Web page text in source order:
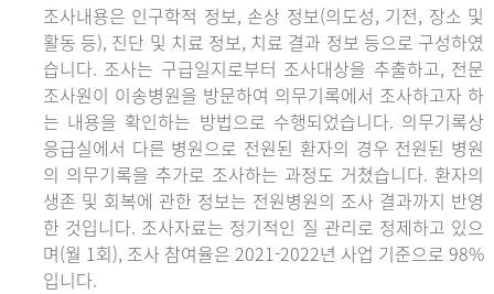
조사내용은 인구학적 정보, 손상 정보(의도성, 기전, 장소 및
활동 등), 진단 및 치료 정보, 치료 결과 정보 등으로 구성하였
습니다. 조사는 구급일지로부터 조사대상을 추출하고, 전문
조사원이 이송병원을 방문하여 의무기록에서 조사하고자 하
는 내용을 확인하는 방법으로 수행되었습니다. 의무기록상
응급실에서 다른 병원으로 전원된 환자의 경우 전원된 병원
의 의무기록을 추가로 조사하는 과정도 거쳤습니다. 환자의
생존 및 회복에 관한 정보는 전원병원의 조사 결과까지 반영
한 것입니다. 조사자료는 정기적인 질 관리로 정제하고 있으
며(월 1회), 조사 참여율은 2021-2022년 사업 기준으로 98%
입니다.